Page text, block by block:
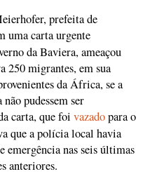
prefeita de
uma carta urgente
da Baviera, ameaçou
250 migrantes, em sua
da África, se a
pudessem ser
carta, que foi vazadopara o
que a polícia local havia
emergência nas seis últimas
anteriores.